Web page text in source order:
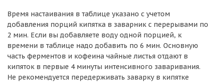
Время настаивания в таблице указано с учетом
добавления порций кипятка в заварник с перерывами по
2 мин. Если вы добавляете воду одной порцией, к
времени в таблице надо добавить по 6 мин. Основную
часть ферментов и кофеина чайные листья отдают в
кипяток в первые 4 минуты интенсивного заваривания.
Не рекомендуется передерживать заварку в кипятке